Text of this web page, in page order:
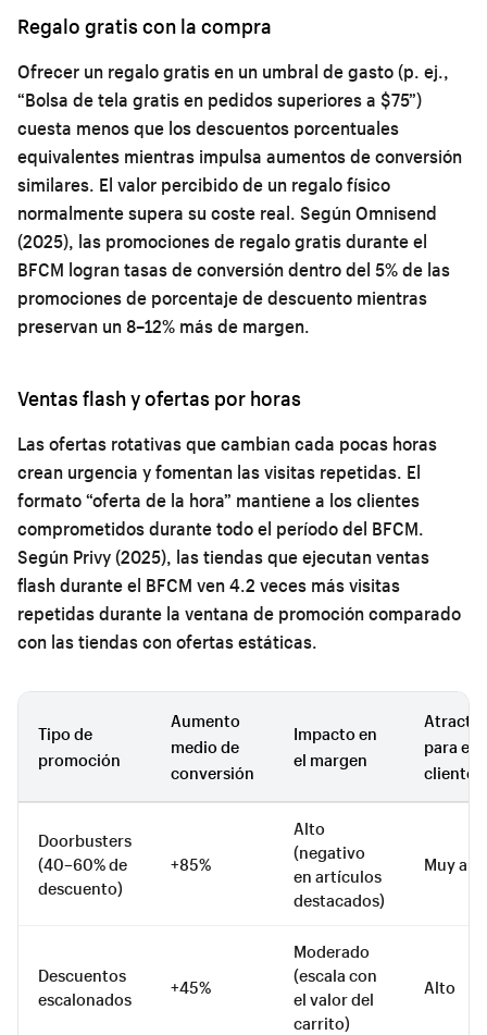
Regalo gratis con la compra
Ofrecer un regalo gratis en un umbral de gasto (p. ej.,
“Bolsa de tela gratis en pedidos superiores a $75”)
cuesta menos que los descuentos porcentuales
equivalentes mientras impulsa aumentos de conversión
similares. El valor percibido de un regalo físico
normalmente supera su coste real. Según Omnisend
(2025), las promociones de regalo gratis durante el
BFCM logran tasas de conversión dentro del 5% de las
promociones de porcentaje de descuento mientras
preservan un 8–12% más de margen.
Ventas flash y ofertas por horas
Las ofertas rotativas que cambian cada pocas horas
crean urgencia y fomentan las visitas repetidas. El
formato “oferta de la hora” mantiene a los clientes
comprometidos durante todo el período del BFCM.
Según Privy (2025), las tiendas que ejecutan ventas
flash durante el BFCM ven 4.2 veces más visitas
repetidas durante la ventana de promoción comparado
con las tiendas con ofertas estáticas.
Tipo de
promoción
Aumento
medio de
conversión
Impacto en
el margen
para el
cliente
Doorbusters
(40–60% de
descuento)
+85%
Alto
(negativo
en artículos
destacados)
Muy alto
Descuentos
escalonados
+45%
Moderado
(escala con
el valor del
carrito)
Alto